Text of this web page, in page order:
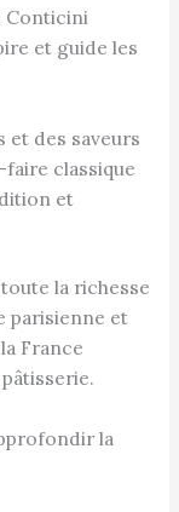
Conticini
et guide les
des saveurs
classique
et
la richesse
parisienne et
France
la